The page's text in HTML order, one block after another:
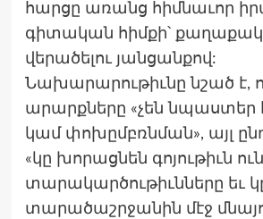
հարցը առանց հիմնաւոր
գիտական հիմքի՝
վերածելու յանցանքով:
Նախարարութիւնը նշած է,
արարքները «չեն
կամ փոխըմբռնման», այլ
«կը խորացնեն գոյութիւն
տարակարծութիւնները եւ
տարածաշրջանին մէջ